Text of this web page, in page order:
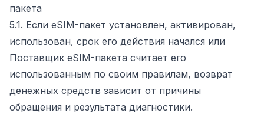
пакета
5.1. Если eSIM-пакет установлен, активирован,
использован, срок его действия начался или
Поставщик eSIM-пакета считает его
использованным по своим правилам, возврат
денежных средств зависит от причины
обращения и результата диагностики.